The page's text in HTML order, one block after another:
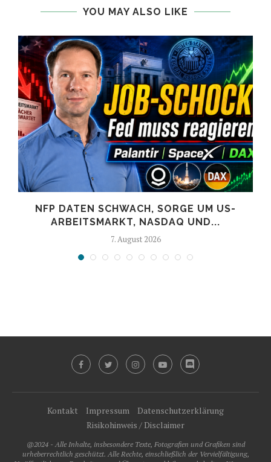
YOU MAY ALSO LIKE
NFP DATEN SCHWACH, SORGE UM US-
ARBEITSMARKT, NASDAQ UND...
7. August 2026
Kontakt Impressum
Datenschutzerklärung
Risikohinweis / Disclaimer
@2024 - Alle Inhalte, insbesondere Texte, Fotografien und Grafiken sind
urheberrechtlich geschützt. Alle Rechte, einschließlich der Vervielfältigung,